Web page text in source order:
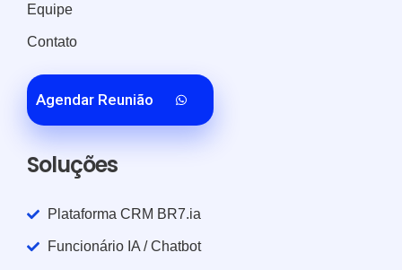
Equipe
Contato
Agendar Reunião
Soluções
Plataforma CRM BR7.ia
Funcionário IA / Chatbot